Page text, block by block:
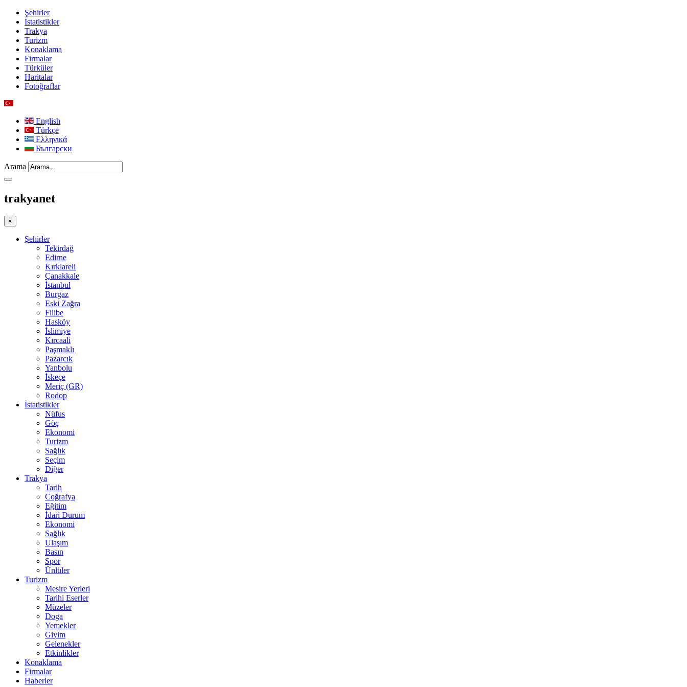
Şehirler
İstatistikler
Trakya
Turizm
Konaklama
Firmalar
Türküler
Haritalar
Fotoğraflar
English
Türkçe
Ελληνικά
Български
Arama
trakyanet
×
Şehirler
Tekirdağ
Edirne
Kırklareli
Çanakkale
İstanbul
Burgaz
Eski Zağra
Filibe
Hasköy
İslimiye
Kırcaali
Paşmaklı
Pazarcık
Yanbolu
İskeçe
Meriç (GR)
Rodop
İstatistikler
Nüfus
Göç
Ekonomi
Turizm
Sağlık
Seçim
Diğer
Trakya
Tarih
Coğrafya
Eğitim
İdari Durum
Ekonomi
Sağlık
Ulaşım
Basın
Spor
Ünlüler
Turizm
Mesire Yerleri
Tarihi Eserler
Müzeler
Doga
Yemekler
Giyim
Gelenekler
Etkinlikler
Konaklama
Firmalar
Haberler